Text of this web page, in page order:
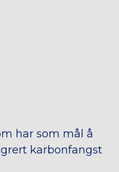
har som mål å
karbonfangst